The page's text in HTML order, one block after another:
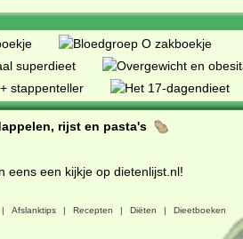
rijst en pasta's
eens een kijkje op dietenlijst.nl!
| Afslanktips | Recepten | Diëten | Dieetboeken